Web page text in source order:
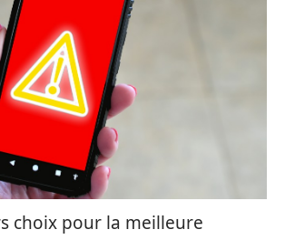
choix pour la meilleure